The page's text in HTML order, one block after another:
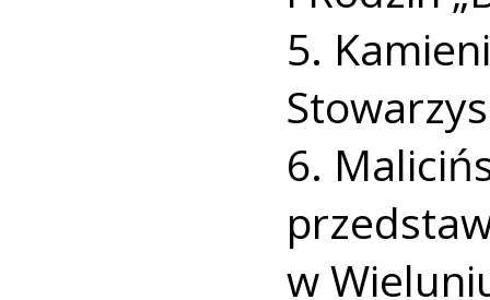
5.
6.
w